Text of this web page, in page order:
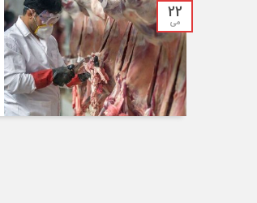
22
می